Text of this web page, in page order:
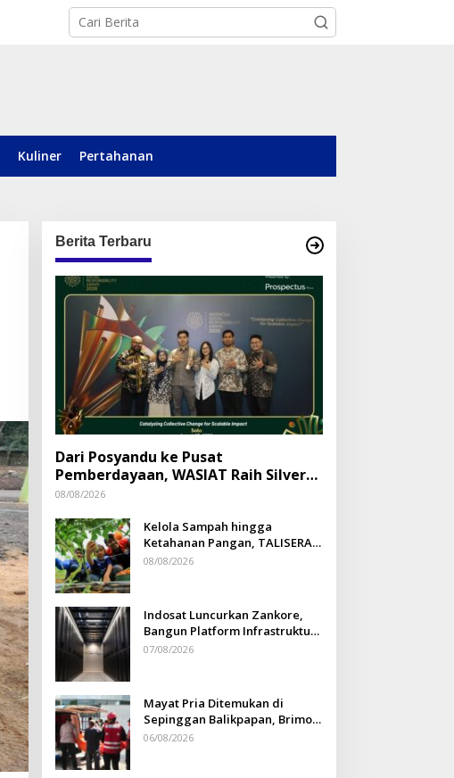
Kuliner Pertahanan
Berita Terbaru
Dari Posyandu ke Pusat
Pemberdayaan, WASIAT Raih Silver
ISRA 2026
08/08/2026
Kelola Sampah hingga
Ketahanan Pangan, TALISERA
Diguyur Penghargaan
08/08/2026
Indosat Luncurkan Zankore,
Bangun Platform Infrastruktur
AI Terbesar di Asia Tenggara
07/08/2026
Mayat Pria Ditemukan di
Sepinggan Balikpapan, Brimob
Lakukan Pengamanan TKP
06/08/2026